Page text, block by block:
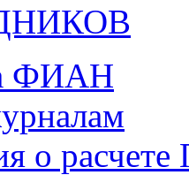
ФИАН
о